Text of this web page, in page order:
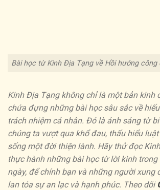
Bài học từ Kinh Địa Tạng về Hồi hướng
Kinh Địa Tạng không chỉ là một bản kinh
chứa đựng những bài học sâu sắc về
trách nhiệm cá nhân. Đó là ánh sáng từ
chúng ta vượt qua khổ đau, thấu hiểu
sống một đời thiện lành. Hãy thử đọc
thực hành những bài học từ lời kinh trong
ngày, để chính bạn và những người xung
lan tỏa sự an lạc và hạnh phúc. Theo dõi